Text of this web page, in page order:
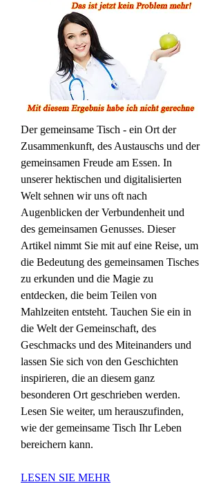
Der gemeinsame Tisch - ein Ort der
Zusammenkunft, des Austauschs und der
gemeinsamen Freude am Essen. In
unserer hektischen und digitalisierten
Welt sehnen wir uns oft nach
Augenblicken der Verbundenheit und
des gemeinsamen Genusses. Dieser
Artikel nimmt Sie mit auf eine Reise, um
die Bedeutung des gemeinsamen Tisches
zu erkunden und die Magie zu
entdecken, die beim Teilen von
Mahlzeiten entsteht. Tauchen Sie ein in
die Welt der Gemeinschaft, des
Geschmacks und des Miteinanders und
lassen Sie sich von den Geschichten
inspirieren, die an diesem ganz
besonderen Ort geschrieben werden.
Lesen Sie weiter, um herauszufinden,
wie der gemeinsame Tisch Ihr Leben
bereichern kann.
LESEN SIE MEHR